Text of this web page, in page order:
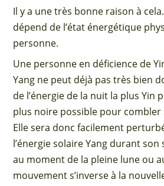
Il y a une très bonne raison à
dépend de l’état énergétique
personne.
Une personne en déficience de
Yang ne peut déjà pas très bien
de l’énergie de la nuit la plus Yin
plus noire possible pour combler
Elle sera donc facilement
l’énergie solaire Yang durant
au moment de la pleine lune ou
mouvement s’inverse à la